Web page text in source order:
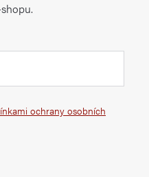
ochrany osobních